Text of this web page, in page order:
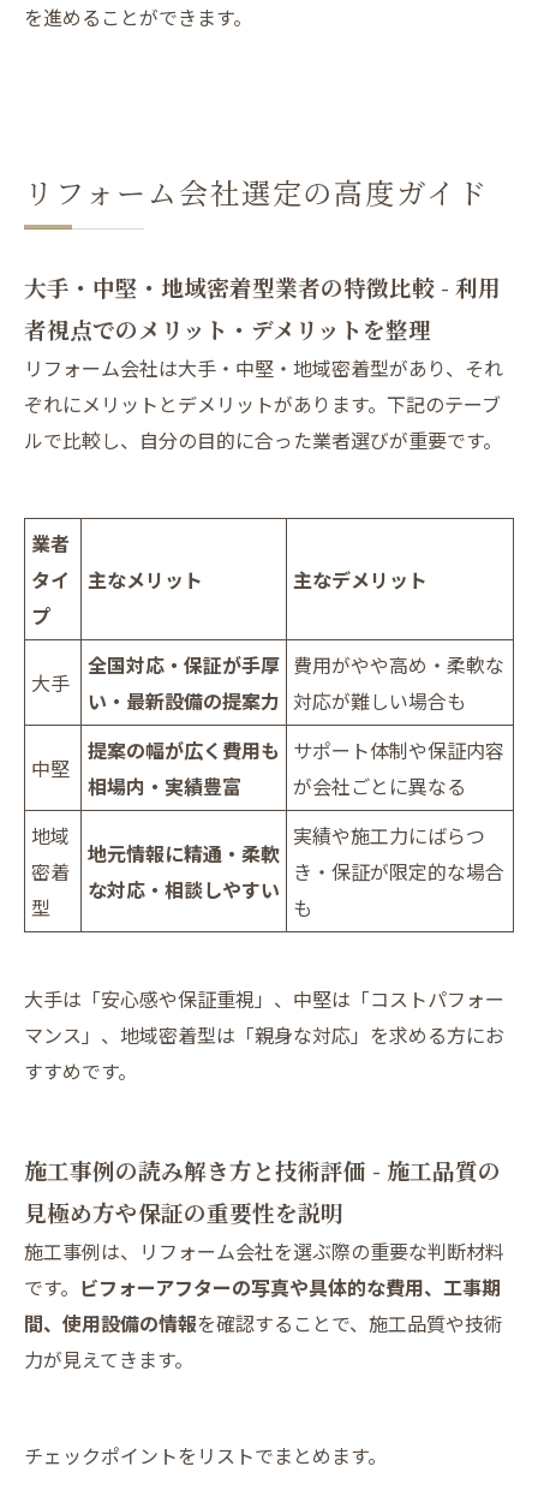
を進めることができます。
リフォーム会社選定の高度ガイド
大手・中堅・地域密着型業者の特徴比較 - 利用
者視点でのメリット・デメリットを整理
リフォーム会社は大手・中堅・地域密着型があり、それ
ぞれにメリットとデメリットがあります。下記のテーブ
ルで比較し、自分の目的に合った業者選びが重要です。
業者
タイ
プ
主なメリット 主なデメリット
大手
全国対応・保証が手厚
い・最新設備の提案力
費用がやや高め・柔軟な
対応が難しい場合も
中堅
提案の幅が広く費用も
相場内・実績豊富
サポート体制や保証内容
が会社ごとに異なる
地域
密着
型
地元情報に精通・柔軟
な対応・相談しやすい
実績や施工力にばらつ
き・保証が限定的な場合
も
大手は「安心感や保証重視」、中堅は「コストパフォー
マンス」、地域密着型は「親身な対応」を求める方にお
すすめです。
施工事例の読み解き方と技術評価 - 施工品質の
見極め方や保証の重要性を説明
施工事例は、リフォーム会社を選ぶ際の重要な判断材料
です。 ビフォーアフターの写真や具体的な費用、工事期
間、使用設備の情報を確認することで、施工品質や技術
力が見えてきます。
チェックポイントをリストでまとめます。